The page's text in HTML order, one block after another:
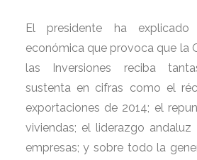
El presidente ha
económica que provoca que la
las Inversiones reciba
sustenta en cifras como el
exportaciones de 2014; el
viviendas; el liderazgo
empresas; y sobre todo la